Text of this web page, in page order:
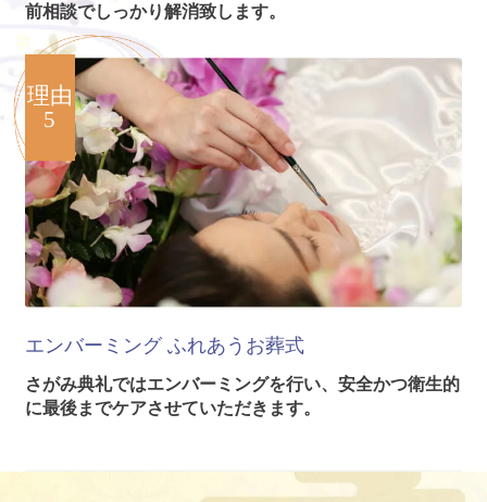
前相談でしっかり解消致します。
理由
5
エンバーミング ふれあうお葬式
さがみ典礼ではエンバーミングを行い、安全かつ衛生的
に最後までケアさせていただきます。